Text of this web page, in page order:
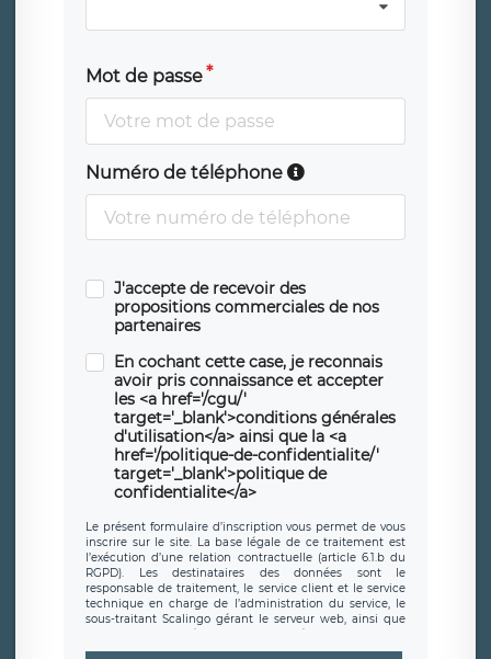
Mot de passe
Numéro de téléphone
J'accepte de recevoir des
propositions commerciales de nos
partenaires
En cochant cette case, je reconnais
avoir pris connaissance et accepter
les <a href='/cgu/'
target='_blank'>conditions générales
d'utilisation</a> ainsi que la <a
href='/politique-de-confidentialite/'
target='_blank'>politique de
confidentialite</a>
Le présent formulaire d’inscription vous permet de vous
inscrire sur le site. La base légale de ce traitement est
l’exécution d’une relation contractuelle (article 6.1.b du
RGPD). Les destinataires des données sont le
responsable de traitement, le service client et le service
technique en charge de l’administration du service, le
sous-traitant Scalingo gérant le serveur web, ainsi que
d’inscription est hébergé sur un serveur hébergé par